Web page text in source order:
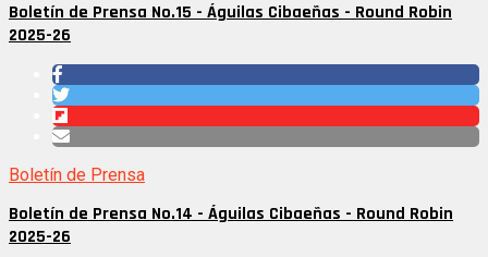
Boletín de Prensa No.15 - Águilas Cibaeñas - Round Robin
2025-26
Boletín de Prensa
Boletín de Prensa No.14 - Águilas Cibaeñas - Round Robin
2025-26